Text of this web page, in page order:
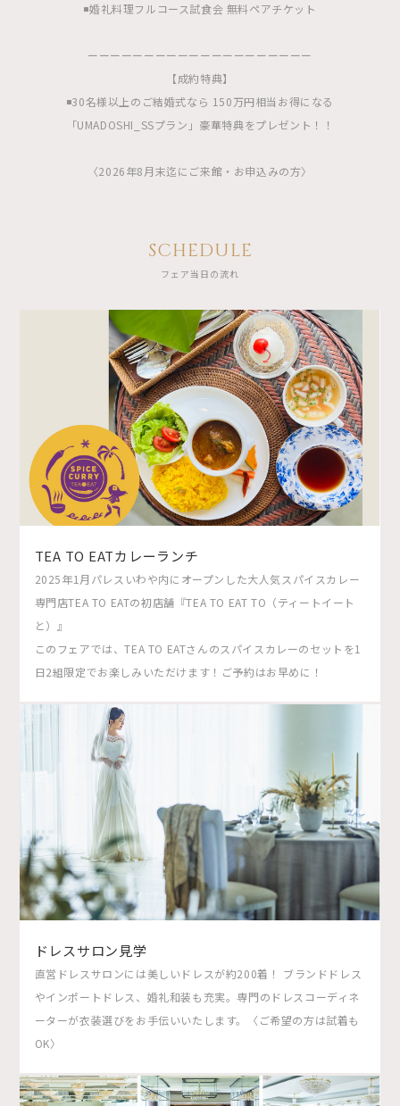
◾️婚礼料理フルコース試食会 無料ペアチケット
ーーーーーーーーーーーーーーーーーーーー
【成約特典】
◾️30名様以上のご結婚式なら 150万円相当お得になる
「UMADOSHI_SSプラン」豪華特典をプレゼント！！
〈2026年8月末迄にご来館・お申込みの方〉
SCHEDULE
フェア当日の流れ
TEA TO EATカレーランチ
2025年1月パレスいわや内にオープンした大人気スパイスカレー
専門店TEA TO EATの初店舗『TEA TO EAT TO（ティートイート
と）』
このフェアでは、TEA TO EATさんのスパイスカレーのセットを1
日2組限定でお楽しみいただけます！ご予約はお早めに！
ドレスサロン見学
直営ドレスサロンには美しいドレスが約200着！ ブランドドレス
やインポートドレス、婚礼和装も充実。専門のドレスコーディネ
ーターが衣装選びをお手伝いいたします。〈ご希望の方は試着も
OK〉